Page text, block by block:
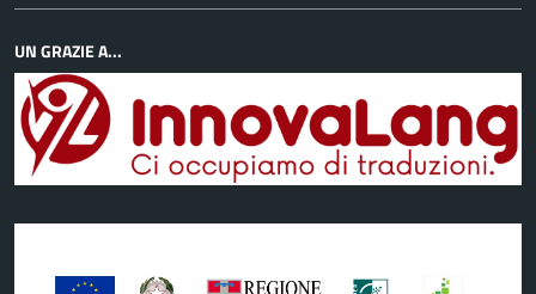
UN GRAZIE A...